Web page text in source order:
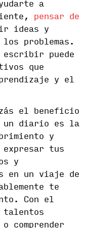
a
pensar de
ideas y
problemas.
escribir puede
que
y el
el beneficio
un diario es la
y
tus
y
en un viaje de
te
Con el
talentos
comprender